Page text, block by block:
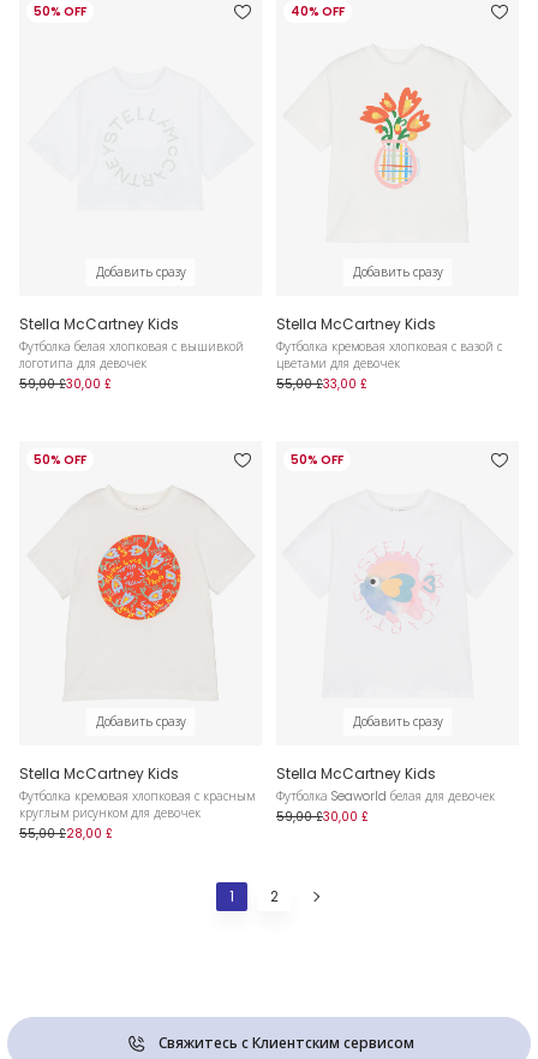
50% OFF
Добавить сразу
Stella McCartney Kids
Футболка белая хлопковая с вышивкой
логотипа для девочек
59,00 £30,00 £
40% OFF
Добавить сразу
Stella McCartney Kids
Футболка кремовая хлопковая с вазой с
цветами для девочек
55,00 £33,00 £
50% OFF
Добавить сразу
Stella McCartney Kids
Футболка кремовая хлопковая с красным
круглым рисунком для девочек
55,00 £28,00 £
50% OFF
Добавить сразу
Stella McCartney Kids
Футболка Seaworld белая для девочек
59,00 £30,00 £
1 2
Свяжитесь с Клиентским сервисом